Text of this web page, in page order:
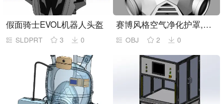
假面骑士EVOL机器人头盔
SLDPRT 3 0
赛博风格空气净化护罩,小狗造型面具
OBJ 2 0